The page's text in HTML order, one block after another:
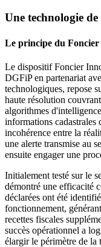
Une technologie
Le principe du
Le dispositif Foncier
DGFiP en partenariat
technologiques, repose
haute résolution
algorithmes
informations cadastrales
incohérence entre la
une alerte transmise au
ensuite engager une
Initialement testé sur le
démontré une efficacité
déclarées ont été
fonctionnement,
recettes fiscales
succès opérationnel a
élargir le périmètre de la